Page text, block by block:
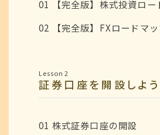
01 【完全版】株式投資ロー
02 【完全版】FXロードマ
Lesson 2
証券口座を開設しよう
01 株式証券口座の開設